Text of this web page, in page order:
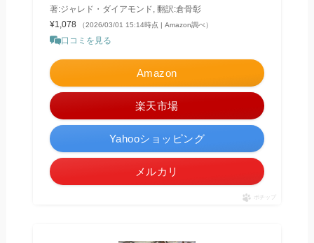
著:ジャレド・ダイアモンド, 翻訳:倉骨彰
¥1,078
（2026/03/01 15:14時点 | Amazon調べ）
口コミを見る
Amazon
楽天市場
Yahooショッピング
メルカリ
ポチップ